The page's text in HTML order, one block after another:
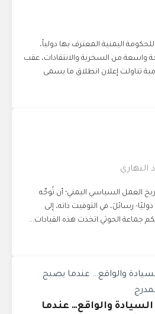
للحكومة اليمنية المعترف بها دولياً،
واسعة من السخرية والانتقادات، عقب
تناولت إعلان انطلاق ما يسمى
النهاري
العمل السياسي اليمني؛ أن تُوجِّه
رسائلَ، في التوقيت ذاته، إلى
جماعة الحوثي.اتخذت هذه القيادات...
والواقع… عندما